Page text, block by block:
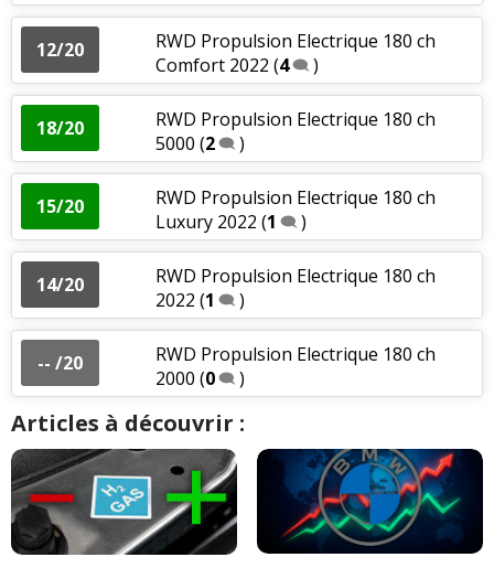
12/20
RWD Propulsion Electrique 180 ch
Comfort 2022 (4 )
18/20
RWD Propulsion Electrique 180 ch
5000 (2 )
15/20
RWD Propulsion Electrique 180 ch
Luxury 2022 (1 )
14/20
RWD Propulsion Electrique 180 ch
2022 (1 )
-- /20
RWD Propulsion Electrique 180 ch
2000 (0 )
Articles à découvrir :